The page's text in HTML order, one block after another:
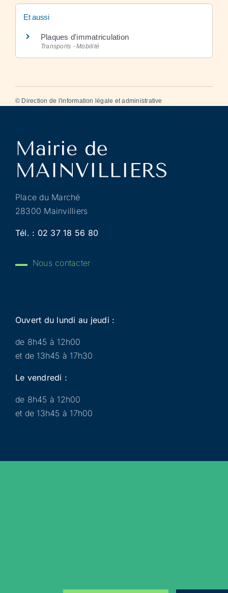
Et aussi
Plaques d'immatriculation
Transports - Mobilité
© Direction de l'information légale et administrative
Place du Marché
28300 Mainvilliers
Tél. : 02 37 18 56 80
Nous contacter
Ouvert du lundi au jeudi :
de 8h45 à 12h00
et de 13h45 à 17h30
Le vendredi :
de 8h45 à 12h00
et de 13h45 à 17h00